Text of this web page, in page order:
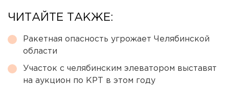
ЧИТАЙТЕ ТАКЖЕ:
Ракетная опасность угрожает Челябинской
области
Участок с челябинским элеватором выставят
на аукцион по КРТ в этом году